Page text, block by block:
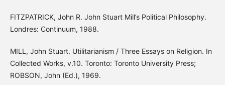
FITZPATRICK, John R. John Stuart Mill’s Political Philosophy.
Londres: Continuum, 1988.
MILL, John Stuart. Utilitarianism / Three Essays on Religion. In
Collected Works, v.10. Toronto: Toronto University Press;
ROBSON, John (Ed.), 1969.